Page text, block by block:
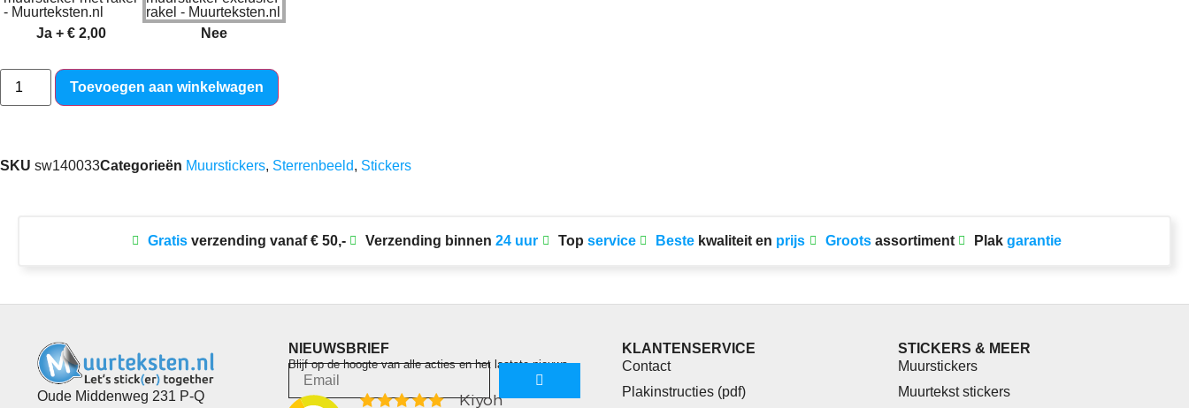
Ja +€ 2,00 Nee
Toevoegen aan winkelwagen
SKU sw140033Categorieën Muurstickers, Sterrenbeeld, Stickers
Gratisverzending vanaf € 50,- Verzending binnen 24 uur Top service Beste kwaliteit en prijs Grootsassortiment Plak garantie
Oude Middenweg 231 P-Q
NIEUWSBRIEF
Blijf op de hoogte van alle acties en het laatste nieuws.
KLANTENSERVICE
Contact
Plakinstructies (pdf)
STICKERS & MEER
Muurstickers
Muurtekst stickers